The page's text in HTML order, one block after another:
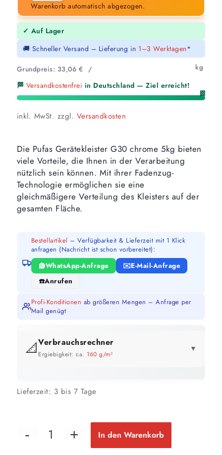
Warenkorb automatisch abgezogen.
✓ Auf Lager
🚚 Schneller Versand – Lieferung in 1–3 Werktagen*
Grundpreis: 33,06 € / kg
🏁 Versandkostenfrei in Deutschland — Ziel erreicht!
🏁
inkl. MwSt. zzgl. Versandkosten
Die Pufas Gerätekleister G30 chrome 5kg bieten
viele Vorteile, die Ihnen in der Verarbeitung
nützlich sein können. Mit ihrer Fadenzug-
Technologie ermöglichen sie eine
gleichmäßigere Verteilung des Kleisters auf der
gesamten Fläche.
Bestellartikel – Verfügbarkeit & Lieferzeit mit 1 Klick
anfragen (Nachricht ist schon vorbereitet):
WhatsApp-Anfrage
E-Mail-Anfrage
Anrufen
Profi-Konditionen ab größeren Mengen – Anfrage per
Mail genügt
📐Verbrauchsrechner
Ergiebigkeit: ca. 160 g/m²
▼
1 Anstrich
bis ca.16 m²
2 Anstriche
Lieferzeit: 3 bis 7 Tage
In den Warenkorb